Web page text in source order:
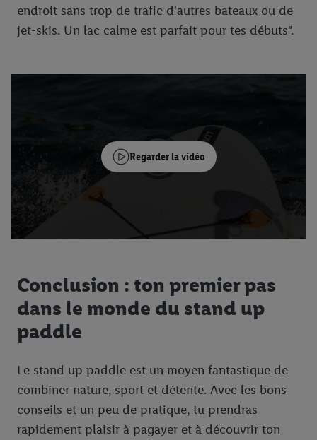
endroit sans trop de trafic d'autres bateaux ou de
jet-skis. Un lac calme est parfait pour tes débuts".
Regarder la vidéo
Conclusion : ton premier pas
dans le monde du stand up
paddle
Le stand up paddle est un moyen fantastique de
combiner nature, sport et détente. Avec les bons
conseils et un peu de pratique, tu prendras
rapidement plaisir à pagayer et à découvrir ton